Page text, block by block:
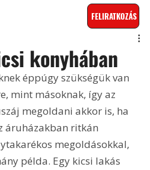
FELIRATKOZÁS
konyhában
éppúgy szükségük van
mint másoknak, így az
megoldani akkor is, ha
áruházakban ritkán
megoldásokkal,
példa. Egy kicsi lakás